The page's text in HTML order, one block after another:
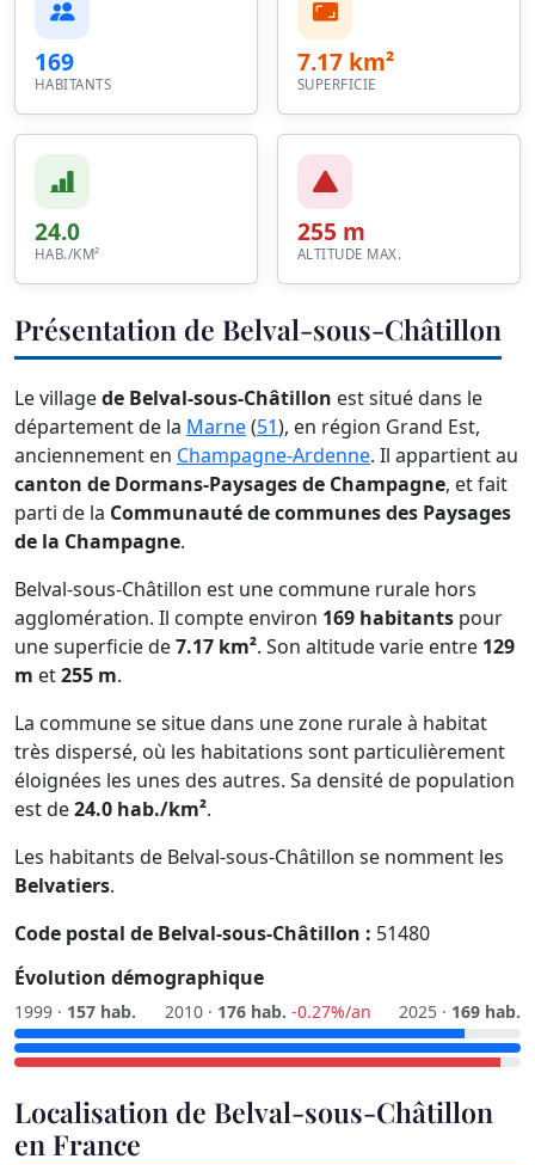
169
HABITANTS
7.17 km²
SUPERFICIE
24.0
HAB./KM²
255 m
ALTITUDE MAX.
Présentation de Belval-sous-Châtillon
Le villagede Belval-sous-Châtillon est situé dans le
département de la Marne(51), en région Grand Est,
anciennement en Champagne-Ardenne. Il appartient au
canton de Dormans-Paysages de Champagne, et fait
parti de la Communauté de communes des Paysages
de la Champagne.
Belval-sous-Châtillon est une commune rurale hors
agglomération. Il compte environ 169 habitants pour
une superficie de7.17 km². Son altitude varie entre 129
m et255 m.
La commune se situe dans une zone rurale à habitat
très dispersé, où les habitations sont particulièrement
éloignées les unes des autres. Sa densité de population
est de24.0 hab./km².
Les habitants de Belval-sous-Châtillon se nomment les
Belvatiers.
Code postal de Belval-sous-Châtillon : 51480
Évolution démographique
1999 · 157 hab. 2010 · 176 hab. -0.27%/an 2025 · 169 hab.
Localisation de Belval-sous-Châtillon
en France